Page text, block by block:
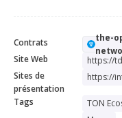
Contrats
the-
Site Web
https://
Sites de
présentation
Tags TON